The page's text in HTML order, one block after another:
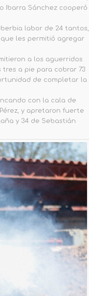
Ibarra Sánchez cooperó
labor de 24 tantos,
les permitió agregar
a los aguerridos
a pie para cobrar 73
de completar la
con la cala de
y apretaron fuerte
y 34 de Sebastián